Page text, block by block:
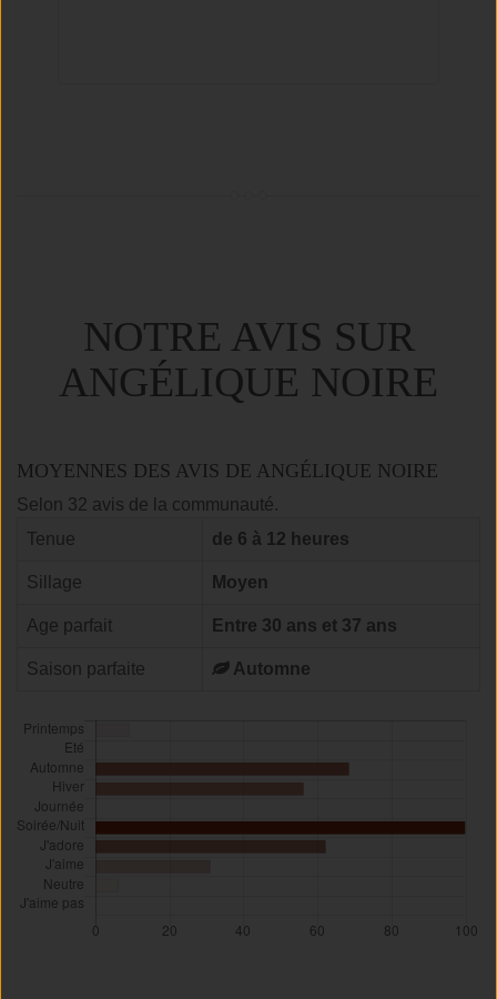
NOTRE AVIS SUR
ANGÉLIQUE NOIRE
MOYENNES DES AVIS DE ANGÉLIQUE NOIRE
Selon 32 avis de la communauté.
Tenue
de 6 à 12 heures
Sillage Moyen
Age parfait Entre 30 ans et 37 ans
Saison parfaite Automne